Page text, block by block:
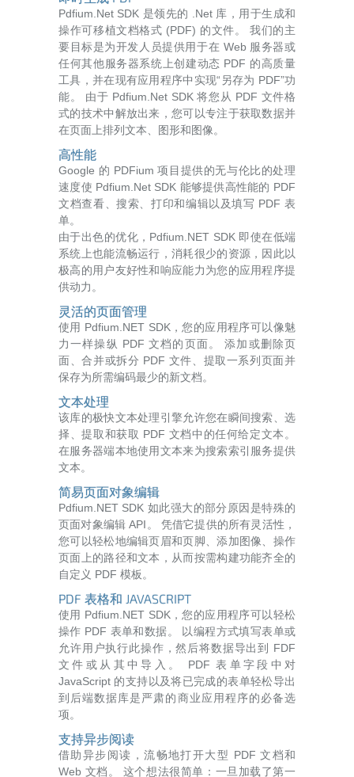
Pdfium.Net SDK 是领先的 .Net 库，用于生成和
操作可移植文档格式 (PDF) 的文件。 我们的主
要目标是为开发人员提供用于在 Web 服务器或
任何其他服务器系统上创建动态 PDF 的高质量
工具，并在现有应用程序中实现“另存为 PDF”功
能。 由于 Pdfium.Net SDK 将您从 PDF 文件格
式的技术中解放出来，您可以专注于获取数据并
在页面上排列文本、图形和图像。
高性能
Google 的 PDFium 项目提供的无与伦比的处理
速度使 Pdfium.Net SDK 能够提供高性能的 PDF
文档查看、搜索、打印和编辑以及填写 PDF 表
单。
由于出色的优化，Pdfium.NET SDK 即使在低端
系统上也能流畅运行，消耗很少的资源，因此以
极高的用户友好性和响应能力为您的应用程序提
供动力。
灵活的页面管理
使用 Pdfium.NET SDK，您的应用程序可以像魅
力一样操纵 PDF 文档的页面。 添加或删除页
面、合并或拆分 PDF 文件、提取一系列页面并
保存为所需编码最少的新文档。
文本处理
该库的极快文本处理引擎允许您在瞬间搜索、选
择、提取和获取 PDF 文档中的任何给定文本。
在服务器端本地使用文本来为搜索索引服务提供
文本。
简易页面对象编辑
Pdfium.NET SDK 如此强大的部分原因是特殊的
页面对象编辑 API。 凭借它提供的所有灵活性，
您可以轻松地编辑页眉和页脚、添加图像、操作
页面上的路径和文本，从而按需构建功能齐全的
自定义 PDF 模板。
PDF 表格和 JAVASCRIPT
使用 Pdfium.NET SDK，您的应用程序可以轻松
操作 PDF 表单和数据。 以编程方式填写表单或
允许用户执行此操作，然后将数据导出到 FDF
文件或从其中导入。 PDF 表单字段中对
JavaScript 的支持以及将已完成的表单轻松导出
到后端数据库是严肃的商业应用程序的必备选
项。
支持异步阅读
借助异步阅读，流畅地打开大型 PDF 文档和
Web 文档。 这个想法很简单：一旦加载了第一